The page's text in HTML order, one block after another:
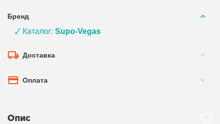
Бренд
🗸 Каталог:Supo-Vegas
Доставка
Оплата
Опис